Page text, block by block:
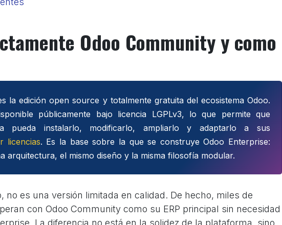
Odoo Community y como
la edición open source y totalmente gratuita del ecosistema Odoo.
públicamente bajo licencia LGPLv3, lo que permite que
pueda instalarlo, modificarlo, ampliarlo y adaptarlo a sus
licencias. Es la base sobre la que se construye Odoo Enterprise:
arquitectura, el mismo diseño y la misma filosofía modular.
no es una versión limitada en calidad. De hecho, miles de
con Odoo Community como su ERP principal sin necesidad